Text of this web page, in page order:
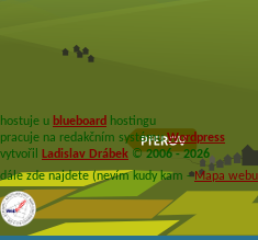
hostuje u blueboard hostingu
pracuje na redakčním systémuWordpress
vytvořil
Ladislav Drábek ©2006 - 2026
dále zde najdete (nevím kudy kam -Mapa webu